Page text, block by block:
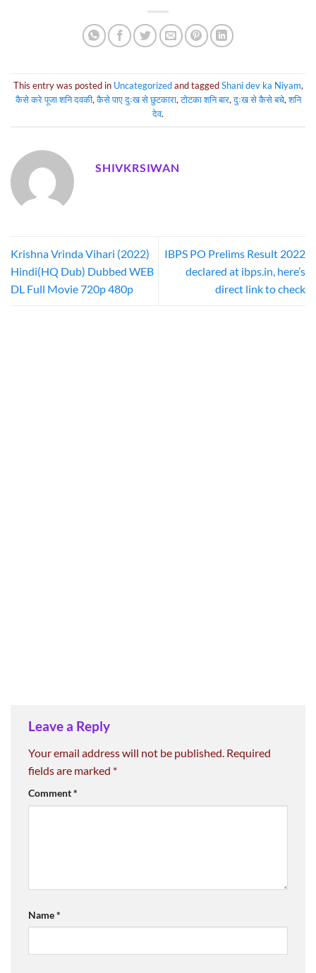
This entry was posted in Uncategorizedand taggedShani dev ka Niyam,
कैसे करे पूजा शनि दवकी,कैसे पाए दुःख से छुटकारा,टोटका शनि बार,दुःख से कैसे बचे,शनि
देव.
SHIVKRSIWAN
Krishna Vrinda Vihari (2022)
Hindi(HQ Dub) Dubbed WEB
DL Full Movie 720p 480p
IBPS PO Prelims Result 2022
declared at ibps.in, here’s
direct link to check
Leave a Reply
Your email address will not be published. Required
fields are marked *
Comment*
Name*